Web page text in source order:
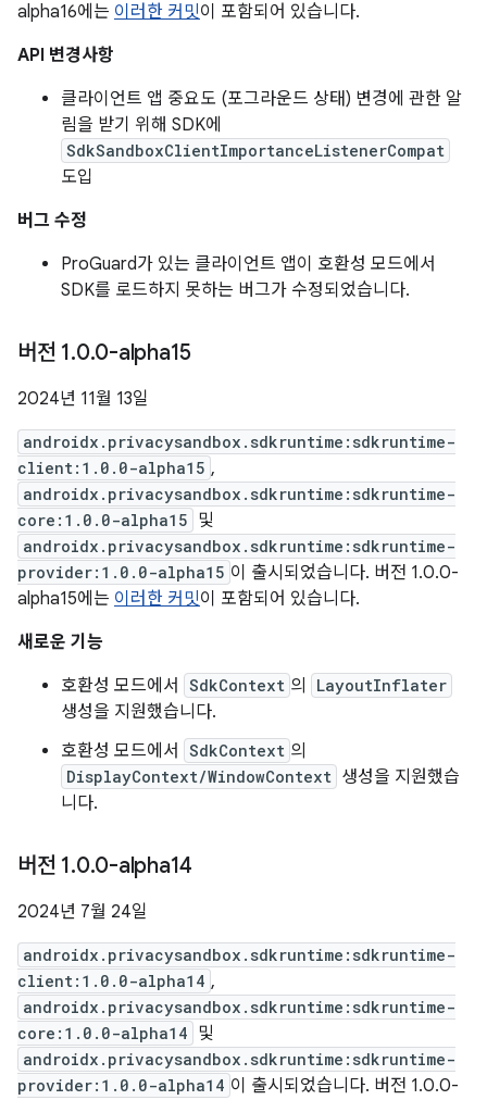
alpha16에는 이러한 커밋이 포함되어 있습니다.
API 변경사항
클라이언트 앱 중요도 (포그라운드 상태) 변경에 관한 알
림을 받기 위해 SDK에
SdkSandboxClientImportanceListenerCompat
도입
버그 수정
ProGuard가 있는 클라이언트 앱이 호환성 모드에서
SDK를 로드하지 못하는 버그가 수정되었습니다.
버전 1.0.0-alpha15
2024년 11월 13일
androidx.privacysandbox.sdkruntime:sdkruntime-
client:1.0.0-alpha15 ,
androidx.privacysandbox.sdkruntime:sdkruntime-
core:1.0.0-alpha15 및
androidx.privacysandbox.sdkruntime:sdkruntime-
provider:1.0.0-alpha15 이 출시되었습니다. 버전 1.0.0-
alpha15에는 이러한 커밋이 포함되어 있습니다.
새로운 기능
호환성 모드에서
SdkContext 의 LayoutInflater
생성을 지원했습니다.
호환성 모드에서
SdkContext 의
DisplayContext/WindowContext 생성을 지원했습
니다.
버전 1.0.0-alpha14
2024년 7월 24일
androidx.privacysandbox.sdkruntime:sdkruntime-
client:1.0.0-alpha14 ,
androidx.privacysandbox.sdkruntime:sdkruntime-
core:1.0.0-alpha14 및
androidx.privacysandbox.sdkruntime:sdkruntime-
provider:1.0.0-alpha14 이 출시되었습니다. 버전 1.0.0-